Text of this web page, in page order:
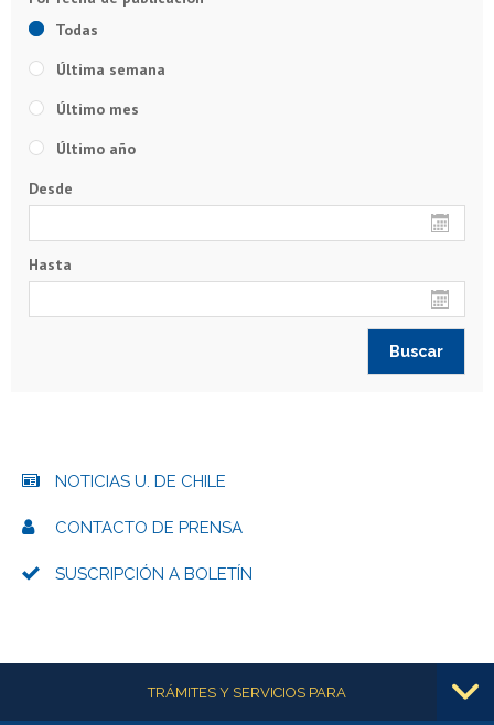
Todas
Última semana
Último mes
Último año
Desde
Hasta
NOTICIAS U. DE CHILE
CONTACTO DE PRENSA
SUSCRIPCIÓN A BOLETÍN
Más informaciónTRÁMITES Y SERVICIOS PARA